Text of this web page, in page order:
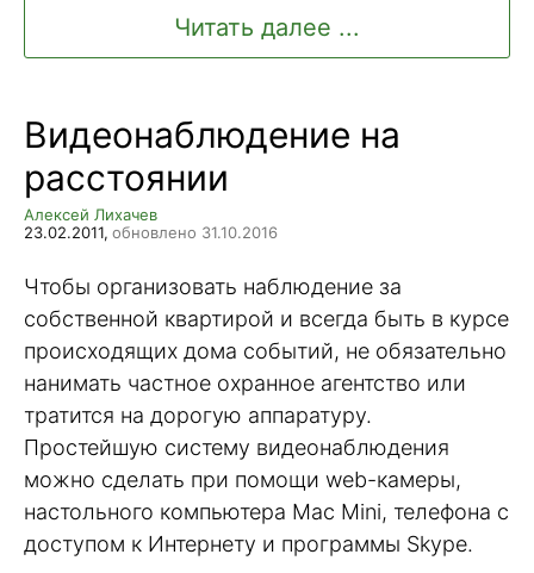
Читать далее ...
Видеонаблюдение на
расстоянии
Алексей Лихачев
23.02.2011, обновлено 31.10.2016
Чтобы организовать наблюдение за
собственной квартирой и всегда быть в курсе
происходящих дома событий, не обязательно
нанимать частное охранное агентство или
тратится на дорогую аппаратуру.
Простейшую систему видеонаблюдения
можно сделать при помощи web-камеры,
настольного компьютера Mac Mini, телефона с
доступом к Интернету и программы Skype.